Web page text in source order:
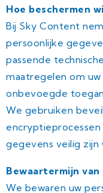
Hoe beschermen
Bij Sky Content
persoonlijke
passende
maatregelen om
onbevoegde
We gebruiken
gegevens veilig
Bewaartermijn van
We bewaren uw